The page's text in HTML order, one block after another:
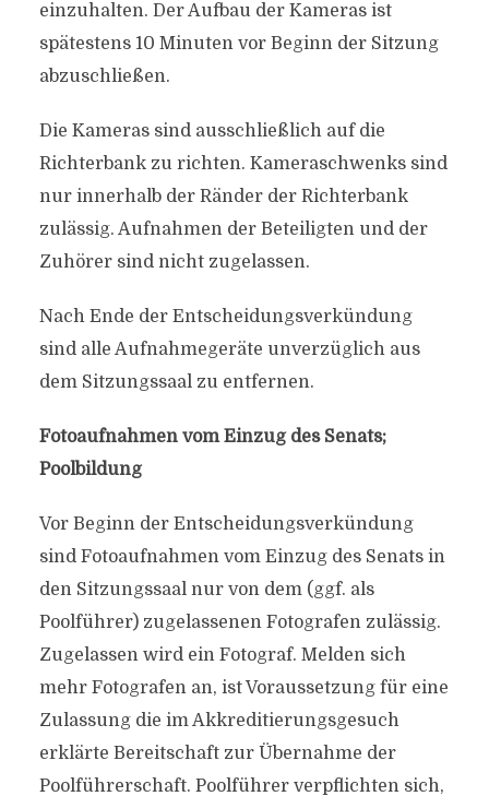
einzuhalten. Der Aufbau der Kameras ist
spätestens 10 Minuten vor Beginn der Sitzung
abzuschließen.
Die Kameras sind ausschließlich auf die
Richterbank zu richten. Kameraschwenks sind
nur innerhalb der Ränder der Richterbank
zulässig. Aufnahmen der Beteiligten und der
Zuhörer sind nicht zugelassen.
Nach Ende der Entscheidungsverkündung
sind alle Aufnahmegeräte unverzüglich aus
dem Sitzungssaal zu entfernen.
Fotoaufnahmen vom Einzug des Senats;
Poolbildung
Vor Beginn der Entscheidungsverkündung
sind Fotoaufnahmen vom Einzug des Senats in
den Sitzungssaal nur von dem (ggf. als
Poolführer) zugelassenen Fotografen zulässig.
Zugelassen wird ein Fotograf. Melden sich
mehr Fotografen an, ist Voraussetzung für eine
Zulassung die im Akkreditierungsgesuch
erklärte Bereitschaft zur Übernahme der
Poolführerschaft. Poolführer verpflichten sich,